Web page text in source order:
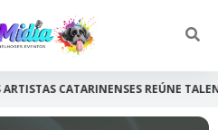
EMERGENTES ATHLETIC X